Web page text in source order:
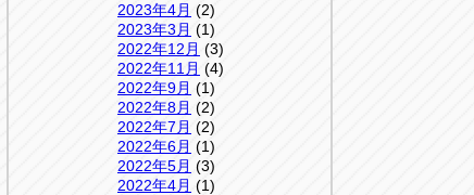
2023年4月 (2)
2023年3月 (1)
2022年12月 (3)
2022年11月 (4)
2022年9月 (1)
2022年8月 (2)
2022年7月 (2)
2022年6月 (1)
2022年5月 (3)
2022年4月 (1)